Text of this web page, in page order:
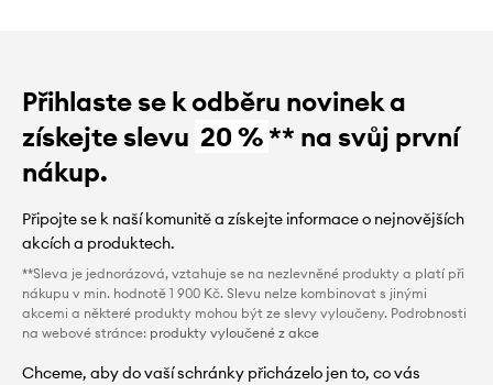
Přihlaste se k odběru novinek a
získejte slevu 20 %** na svůj první
nákup.
Připojte se k naší komunitě a získejte informace o nejnovějších
akcích a produktech.
**Sleva je jednorázová, vztahuje se na nezlevněné produkty a platí při
nákupu v min. hodnotě 1 900 Kč. Slevu nelze kombinovat s jinými
akcemi a některé produkty mohou být ze slevy vyloučeny. Podrobnosti
na webové stránce: produkty vyloučené z akce
Chceme, aby do vaší schránky přicházelo jen to, co vás